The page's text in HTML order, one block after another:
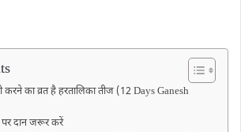
करने का व्रत है हरतालिका तीज (12 Days Ganesh
पर दान जरूर करें